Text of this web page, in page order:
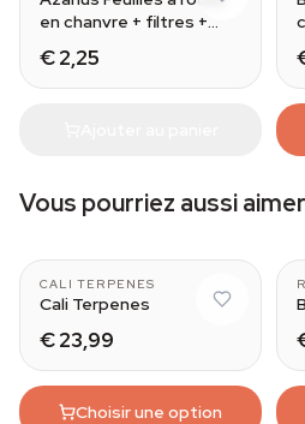
en chanvre + filtres +
€ 2,25
Vous pourriez aussi aimer
CALI TERPENES
Cali Terpenes
€ 23,99
Choisir une option